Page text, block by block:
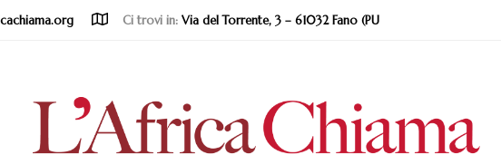
Ci trovi in: Via del Torrente, 3 – 61032 Fano (PU